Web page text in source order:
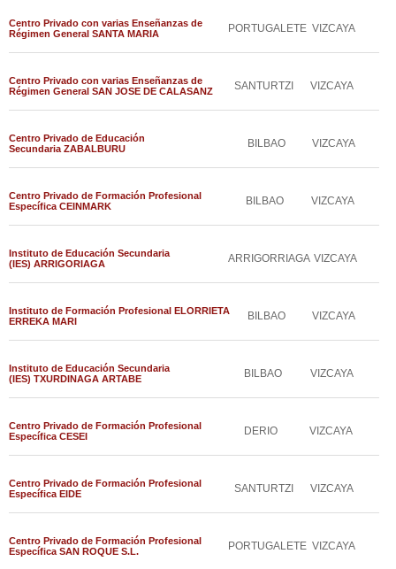
Centro Privado con varias Enseñanzas de
Régimen General SANTA MARIA
PORTUGALETE VIZCAYA
Centro Privado con varias Enseñanzas de
Régimen General SAN JOSE DE CALASANZ
SANTURTZI VIZCAYA
Centro Privado de Educación
Secundaria ZABALBURU
BILBAO VIZCAYA
Centro Privado de Formación Profesional
Específica CEINMARK
BILBAO VIZCAYA
Instituto de Educación Secundaria
(IES) ARRIGORIAGA
ARRIGORRIAGA VIZCAYA
Instituto de Formación Profesional ELORRIETA
ERREKA MARI
BILBAO VIZCAYA
Instituto de Educación Secundaria
(IES) TXURDINAGA ARTABE
BILBAO VIZCAYA
Centro Privado de Formación Profesional
Específica CESEI
DERIO VIZCAYA
Centro Privado de Formación Profesional
Específica EIDE
SANTURTZI VIZCAYA
Centro Privado de Formación Profesional
Específica SAN ROQUE S.L.
PORTUGALETE VIZCAYA